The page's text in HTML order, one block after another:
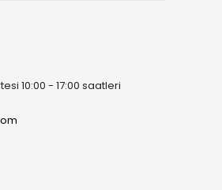
10:00 - 17:00 saatleri